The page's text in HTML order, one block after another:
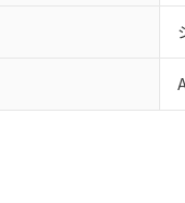
本サービス
くものです。
*EU RoHS指令（10物質
六価クロム(Cr(Ⅵ))
「○」：最大均質
*中国RoHS10物質の基
当社は、こ
う）を輸出
号